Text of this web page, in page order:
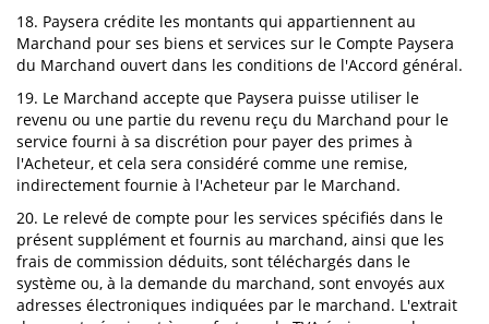
18. Paysera crédite les montants qui appartiennent au
Marchand pour ses biens et services sur le Compte Paysera
du Marchand ouvert dans les conditions de l'Accord général.
19. Le Marchand accepte que Paysera puisse utiliser le
revenu ou une partie du revenu reçu du Marchand pour le
service fourni à sa discrétion pour payer des primes à
l'Acheteur, et cela sera considéré comme une remise,
indirectement fournie à l'Acheteur par le Marchand.
20. Le relevé de compte pour les services spécifiés dans le
présent supplément et fournis au marchand, ainsi que les
frais de commission déduits, sont téléchargés dans le
système ou, à la demande du marchand, sont envoyés aux
adresses électroniques indiquées par le marchand. L'extrait